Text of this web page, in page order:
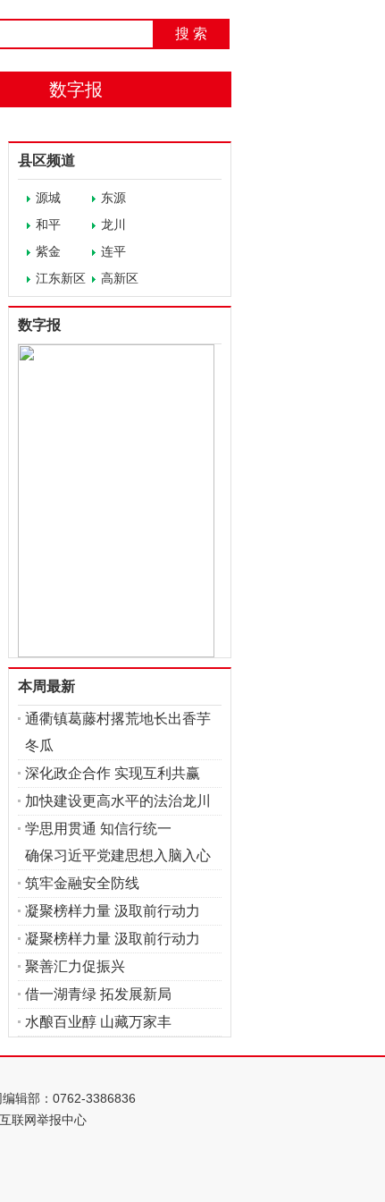
搜 索
数字报
县区频道
源城
东源
和平
龙川
紫金
连平
江东新区
高新区
数字报
本周最新
通衢镇葛藤村撂荒地长出香芋
冬瓜
深化政企合作 实现互利共赢
加快建设更高水平的法治龙川
学思用贯通 知信行统一
确保习近平党建思想入脑入心
筑牢金融安全防线
凝聚榜样力量 汲取前行动力
凝聚榜样力量 汲取前行动力
聚善汇力促振兴
借一湖青绿 拓发展新局
水酿百业醇 山藏万家丰